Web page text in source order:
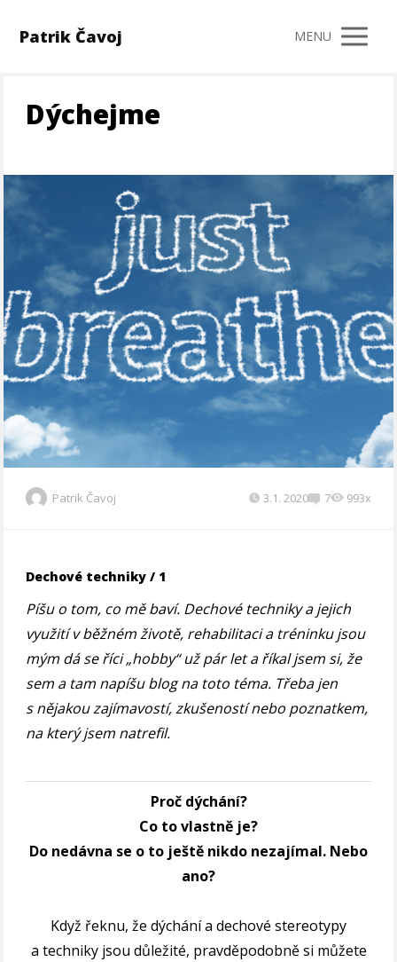
Patrik Čavoj MENU
Dýchejme
Patrik Čavoj 3.1. 2020 7 993x
Dechové techniky / 1
Píšu o tom, co mě baví. Dechové techniky a jejich
využití v běžném životě, rehabilitaci a tréninku jsou
mým dá se říci „hobby“ už pár let a říkal jsem si, že
sem a tam napíšu blog na toto téma. Třeba jen
s nějakou zajímavostí, zkušeností nebo poznatkem,
na který jsem natrefil.
Proč dýchání?
Co to vlastně je?
Do nedávna se o to ještě nikdo nezajímal. Nebo
ano?
Když řeknu, že dýchání a dechové stereotypy
a techniky jsou důležité, pravděpodobně si můžete